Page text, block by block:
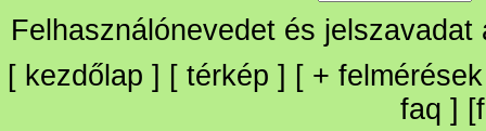
Felhasználónevedet és
[ kezdőlap ] [ térkép ] [ + felmérések
faq ] [